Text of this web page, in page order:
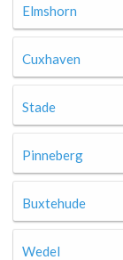
Elmshorn
Cuxhaven
Stade
Pinneberg
Buxtehude
Wedel